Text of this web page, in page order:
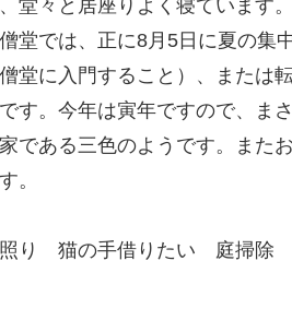
堂々と居座りよく寝ています
堂では、正に8月5日に夏の集
堂に入門すること）、または
す。今年は寅年ですので、ま
である三色のようです。また
。
り 猫の手借りたい 庭掃除